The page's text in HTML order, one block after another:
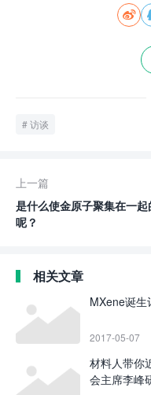

访谈
上一篇
是什么使金原子聚集在一起
呢？
相关文章
MXene诞生
2017-05-07
材料人带你
会主席李峰